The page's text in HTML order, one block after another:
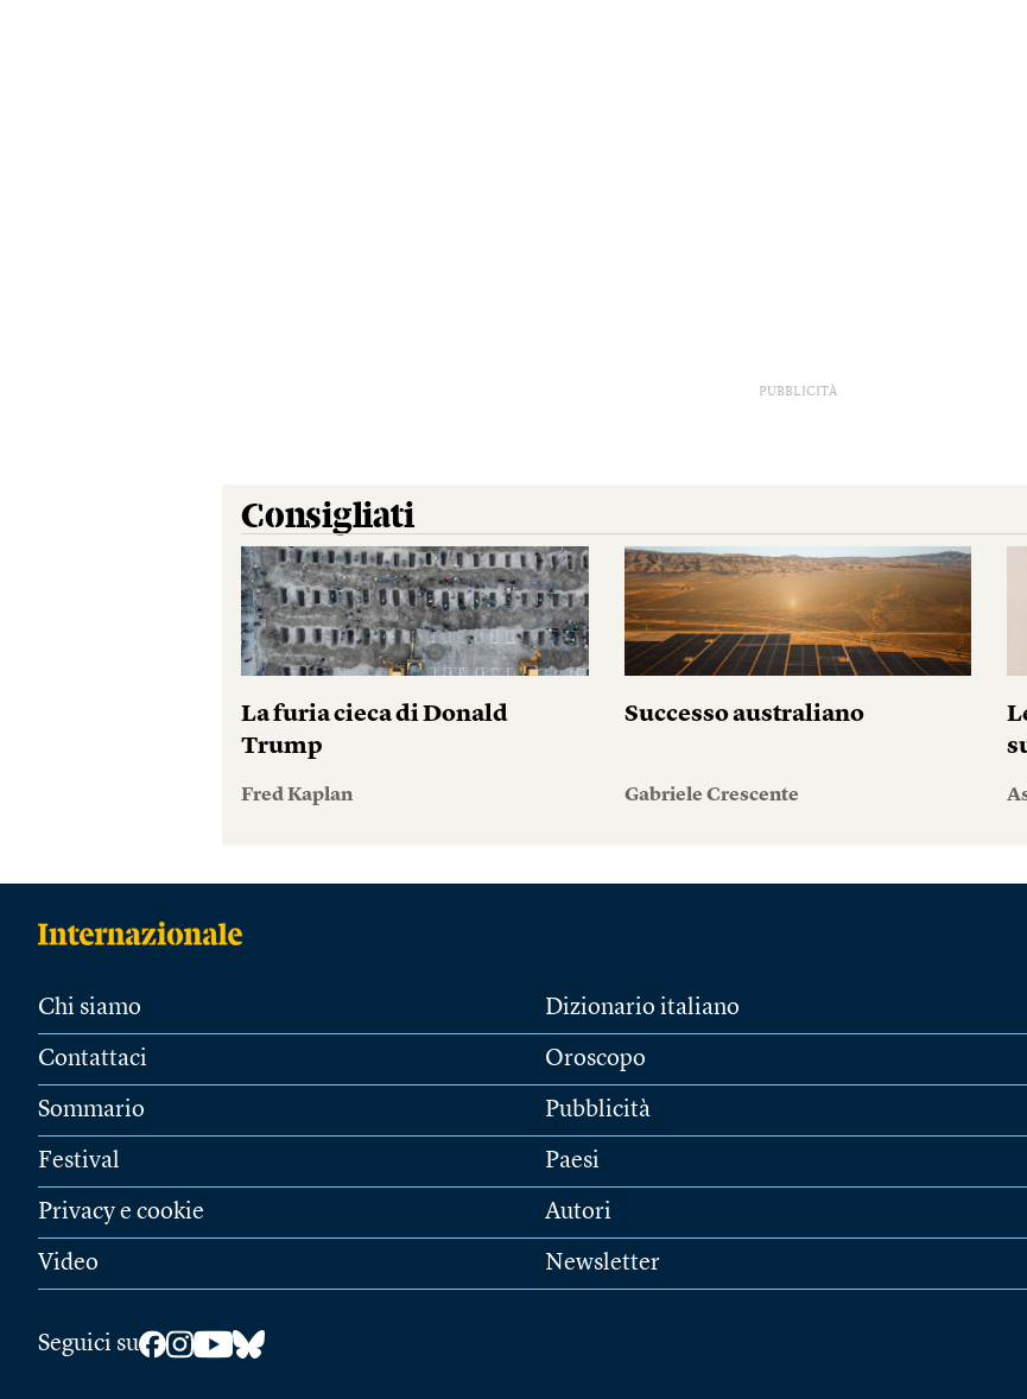
PUBBLICITÀ
Consigliati
La furia cieca di Donald
Trump
Fred Kaplan
Successo australiano
Gabriele Crescente
Chi siamo
Contattaci
Sommario
Festival
Privacy e cookie
Video
Dizionario italiano
Oroscopo
Pubblicità
Paesi
Autori
Newsletter
Seguici su